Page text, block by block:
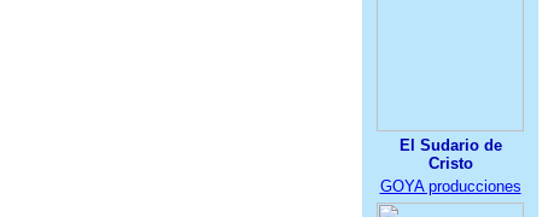
El Sudario de
Cristo
GOYA producciones